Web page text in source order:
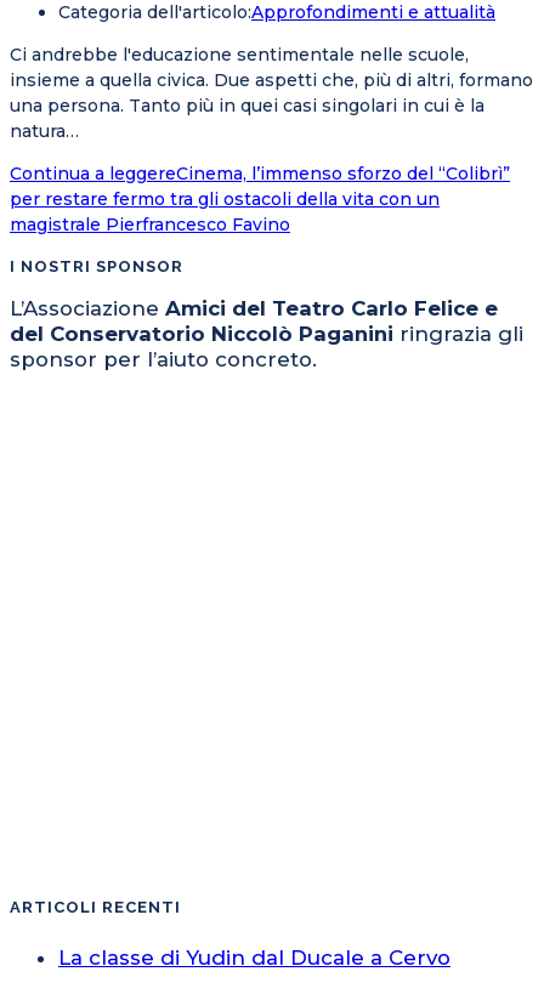
Categoria dell'articolo:Approfondimenti e attualità
Ci andrebbe l'educazione sentimentale nelle scuole,
insieme a quella civica. Due aspetti che, più di altri, formano
una persona. Tanto più in quei casi singolari in cui è la
natura…
Continua a leggereCinema, l’immenso sforzo del “Colibrì”
per restare fermo tra gli ostacoli della vita con un
magistrale Pierfrancesco Favino
I NOSTRI SPONSOR
L’Associazione Amici del Teatro Carlo Felice e
del Conservatorio Niccolò Paganini ringrazia gli
sponsor per l’aiuto concreto.
ARTICOLI RECENTI
La classe di Yudin dal Ducale a Cervo